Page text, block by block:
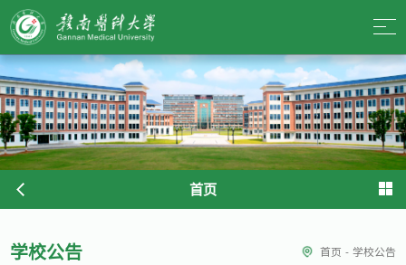
首页
学校公告 首页 - 学校公告